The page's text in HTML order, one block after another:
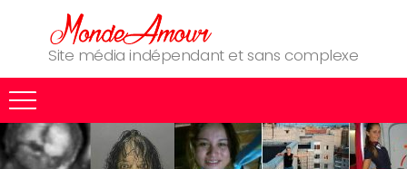
Site média indépendant et sans complexe
MOST
SHARED
STORIES